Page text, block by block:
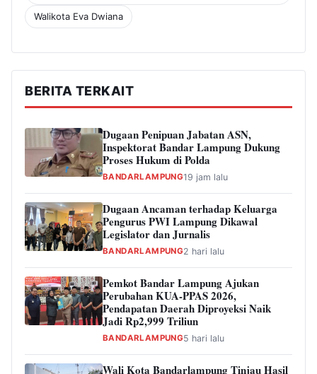
Walikota Eva Dwiana
BERITA TERKAIT
Dugaan Penipuan Jabatan ASN,
Inspektorat Bandar Lampung Dukung
Proses Hukum di Polda
BANDARLAMPUNG19 jam lalu
Dugaan Ancaman terhadap Keluarga
Pengurus PWI Lampung Dikawal
Legislator dan Jurnalis
BANDARLAMPUNG2 hari lalu
Pemkot Bandar Lampung Ajukan
Perubahan KUA-PPAS 2026,
Pendapatan Daerah Diproyeksi Naik
Jadi Rp2,999 Triliun
BANDARLAMPUNG5 hari lalu
Wali Kota Bandarlampung Tinjau Hasil